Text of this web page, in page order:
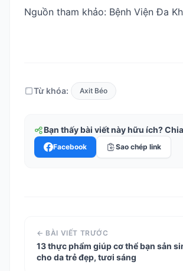
Nguồn tham khảo: Bệnh Viện Đa
Từ khóa: Axit Béo
Bạn thấy bài viết này hữu ích?
Facebook Sao chép link
← BÀI VIẾT TRƯỚC
13 thực phẩm giúp cơ thể bạn sản
cho da trẻ đẹp, tươi sáng